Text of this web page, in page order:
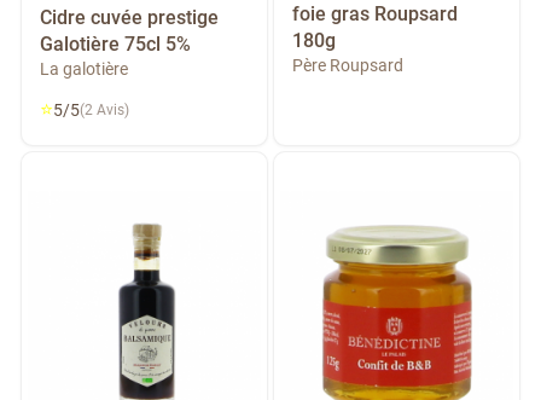
Cidre cuvée prestige
Galotière 75cl 5%
La galotière
⭐5/5(2 Avis)
foie gras Roupsard
180g
Père Roupsard